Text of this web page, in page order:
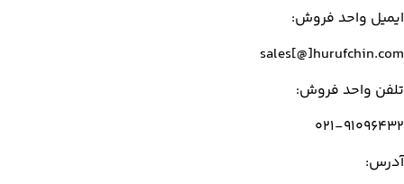
ایمیل واحد فروش:
sales[@]hurufchin.com
تلفن واحد فروش:
۰۲۱-۹۱۰۹۶۴۳۲
آدرس: